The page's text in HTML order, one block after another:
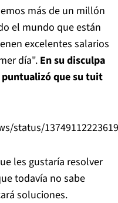
más de un millón
el mundo que están
excelentes salarios
día". En su disculpa
puntualizó que su tuit
status/
les gustaría resolver
todavía no sabe
soluciones.